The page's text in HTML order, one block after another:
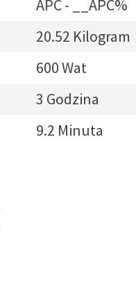
APC - __APC%
20.52 Kilogram
600 Wat
3 Godzina
9.2 Minuta